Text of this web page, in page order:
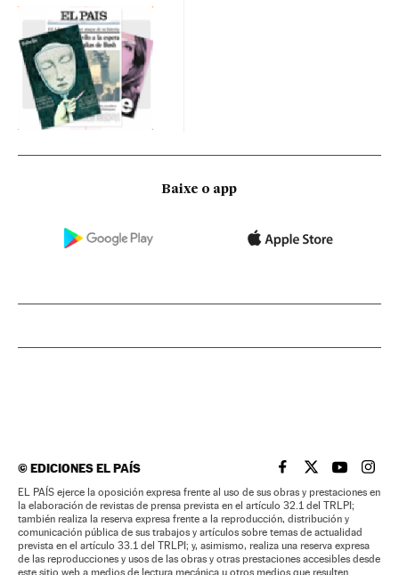
Baixe o app
©EDICIONES EL PAÍS EL PAÍS BRASIL EN
EL PAÍSEL PAÍS
EL
EL PAÍS ejerce la oposición expresa frente al uso de sus obras y prestaciones en
la elaboración de revistas de prensa prevista en el artículo 32.1 del TRLPI;
también realiza la reserva expresa frente a la reproducción, distribución y
comunicación pública de sus trabajos y artículos sobre temas de actualidad
prevista en el artículo 33.1 del TRLPI; y, asimismo, realiza una reserva expresa
de las reproducciones y usos de las obras y otras prestaciones accesibles desde